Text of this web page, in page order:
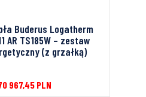
Buderus Logatherm
AR TS185W – zestaw
(z grzałką)
967,45 PLN